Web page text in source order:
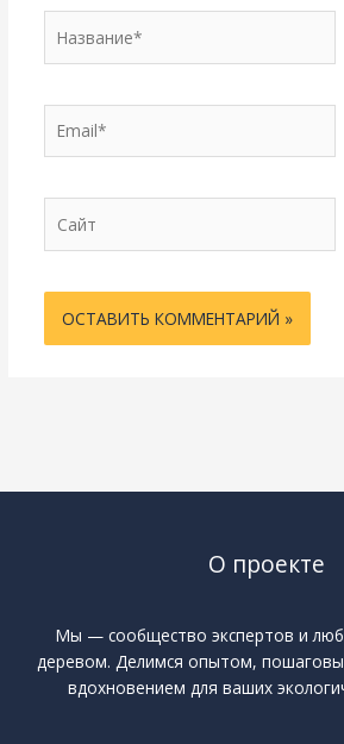
О проекте
Мы — сообщество экспертов и
деревом. Делимся опытом,
вдохновением для ваших